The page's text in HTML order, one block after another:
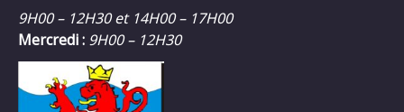
9H00 – 12H30 et 14H00 – 17H00
Mercredi : 9H00 – 12H30